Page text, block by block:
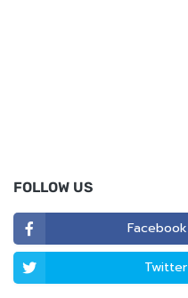
FOLLOW US
Facebook
Twitter